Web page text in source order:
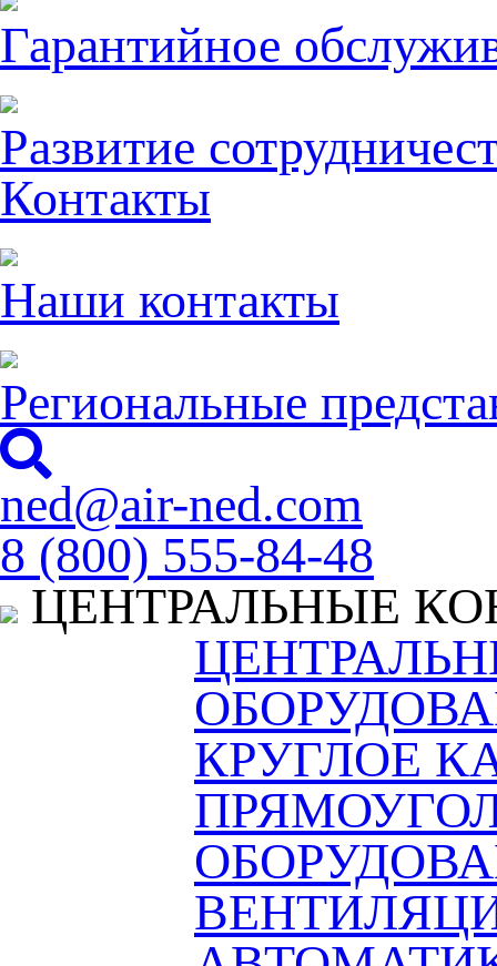
Гарантийное
Развитие
Контакты
Наши контакты
Региональные
ned@air-ned.com
8 (800) 555-84-48
ЦЕНТРАЛЬНЫЕ
КРУГЛОЕ